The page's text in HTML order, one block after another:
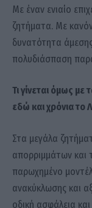
Με έναν ενιαίο
ζητήματα. Με
δυνατότητα
πολυδιάσπαση
Τι γίνεται όμως με
εδώ και χρόνια το
Στα μεγάλα
απορριμμάτων και
παρωχημένο
ανακύκλωσης και
οδική ασφάλεια